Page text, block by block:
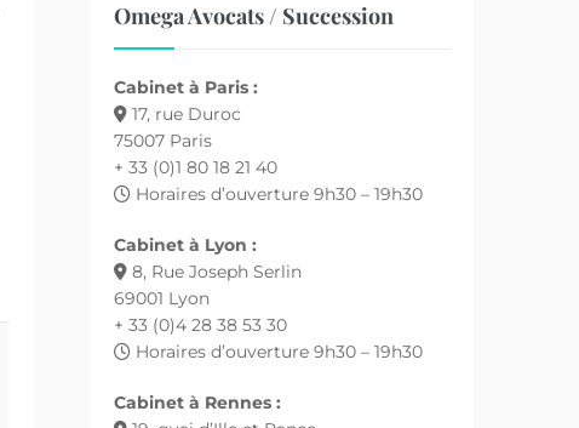
Omega Avocats / Succession
Cabinet à Paris :
17, rue Duroc
75007 Paris
+ 33 (0)1 80 18 21 40
Horaires d’ouverture 9h30 – 19h30
Cabinet à Lyon :
8, Rue Joseph Serlin
69001 Lyon
+ 33 (0)4 28 38 53 30
Horaires d’ouverture 9h30 – 19h30
Cabinet à Rennes :